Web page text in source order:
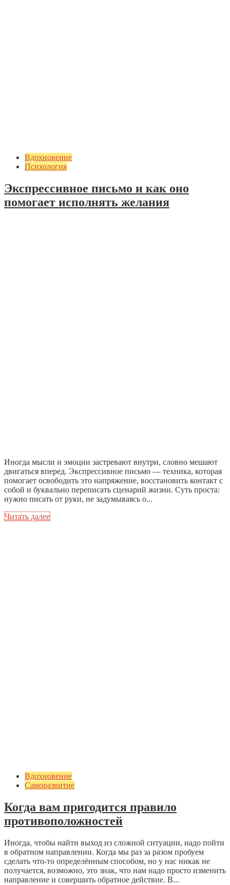
Вдохновение
Психология
Экспрессивное письмо и как оно
помогает исполнять желания
Иногда мысли и эмоции застревают внутри, словно мешают
двигаться вперед. Экспрессивное письмо — техника, которая
помогает освободить это напряжение, восстановить контакт с
собой и буквально переписать сценарий жизни. Суть проста:
нужно писать от руки, не задумываясь о...
Читать далее
Вдохновение
Саморазвитие
Когда вам пригодится правило
противоположностей
Иногда, чтобы найти выход из сложной ситуации, надо пойти
в обратном направлении. Когда мы раз за разом пробуем
сделать что-то определённым способом, но у нас никак не
получается, возможно, это знак, что нам надо просто изменить
направление и совершить обратное действие. В...